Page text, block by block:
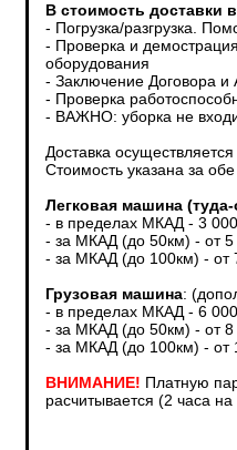
В стоимость доставки
- Погрузка/разгрузка.
- Проверка и
оборудования
- Заключение Договора и
- Проверка
- ВАЖНО: уборка не
Доставка
Стоимость указана за
Легковая машина
- в пределах МКАД - 3
- за МКАД (до 50км) - от 5
- за МКАД (до 100км) - от
Грузовая машина:
- в пределах МКАД - 6
- за МКАД (до 50км) - от 8
- за МКАД (до 100км) - от
ВНИМАНИЕ! Платную
расчитывается (2 часа